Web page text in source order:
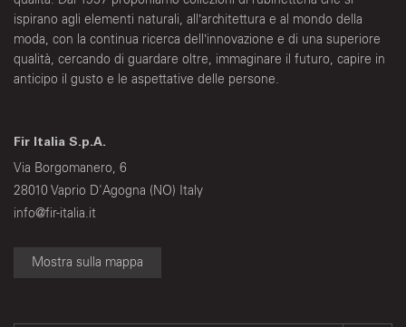
ispirano agli elementi naturali, all’architettura e al mondo della
moda, con la continua ricerca dell’innovazione e di una superiore
qualità, cercando di guardare oltre, immaginare il futuro, capire in
anticipo il gusto e le aspettative delle persone.
Fir Italia S.p.A.
Via Borgomanero, 6
28010 Vaprio D'Agogna (NO) Italy
info@fir-italia.it
Mostra sulla mappa